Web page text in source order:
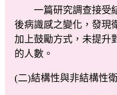
一篇研究調查接受
後病識感之變化，發現
加上鼓勵方式，未提升
的人數。
(二)結構性與非結構性